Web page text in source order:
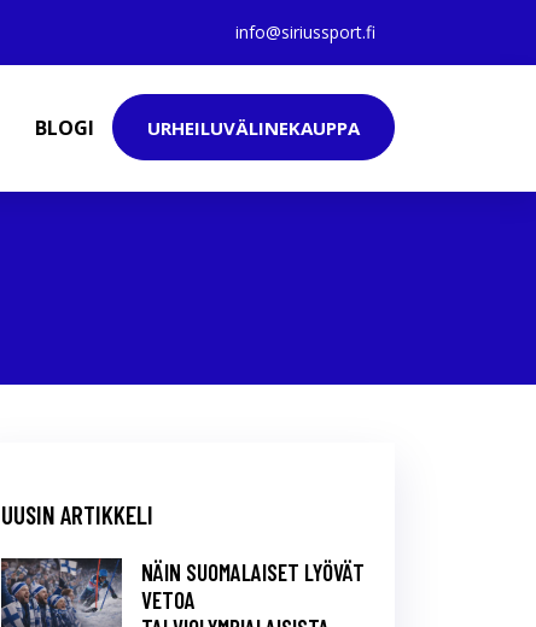
info@siriussport.fi
BLOGI URHEILUVÄLINEKAUPPA
UUSIN ARTIKKELI
NÄIN SUOMALAISET LYÖVÄT
VETOA